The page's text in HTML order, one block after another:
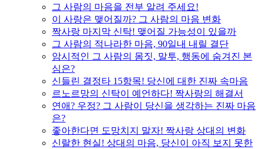
그 사람의 마음을 전부 알려 주세요!
이 사랑은 맺어질까? 그 사람의 마음 변화
짝사랑 마지막 신탁! 맺어질 가능성이 있을까
그 사람의 적나라한 마음, 90일내 내릴 결단
암시적인 그 사람의 몸짓, 말투, 행동에 숨겨진 본
심은?
신들린 결정타 15항목! 당신에 대한 진짜 속마음
르노르망의 신탁이 예언하다! 짝사랑의 해결서
연애? 우정? 그 사람이 당신을 생각하는 진짜 마음
은?
좋아한다면 도망치지 말자! 짝사랑 상대의 변화
신랄한 현실! 상대의 마음, 당신이 아직 보지 못한